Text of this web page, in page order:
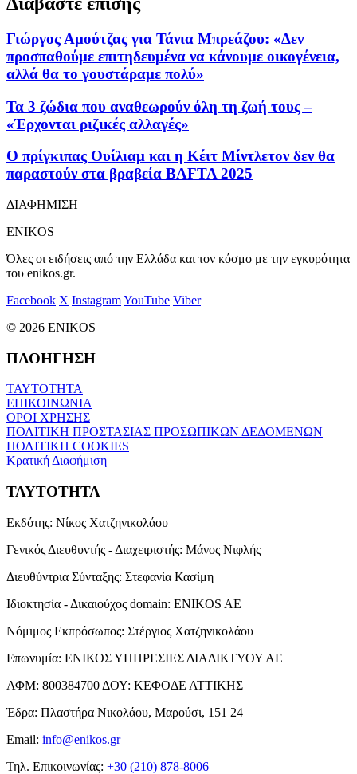
Γιώργος Αμούτζας για Τάνια Μπρεάζου: «Δεν
προσπαθούμε επιτηδευμένα να κάνουμε οικογένεια,
αλλά θα το γουστάραμε πολύ»
Τα 3 ζώδια που αναθεωρούν όλη τη ζωή τους –
«Έρχονται ριζικές αλλαγές»
Ο πρίγκιπας Ουίλιαμ και η Κέιτ Μίντλετον δεν θα
παραστούν στα βραβεία BAFTA 2025
ΔΙΑΦΗΜΙΣΗ
ENIKOS
Όλες οι ειδήσεις από την Ελλάδα και τον κόσμο με την εγκυρότητα
του enikos.gr.
Facebook X InstagramYouTube Viber
© 2026 ENIKOS
ΠΛΟΗΓΗΣΗ
ΤΑΥΤΟΤΗΤΑ
ΕΠΙΚΟΙΝΩΝΙΑ
ΟΡΟΙ ΧΡΗΣΗΣ
ΠΟΛΙΤΙΚΗ ΠΡΟΣΤΑΣΙΑΣ ΠΡΟΣΩΠΙΚΩΝ ΔΕΔΟΜΕΝΩΝ
ΠΟΛΙΤΙΚΗ COOKIES
Κρατική Διαφήμιση
ΤΑΥΤΟΤΗΤΑ
Εκδότης: Νίκος Χατζηνικολάου
Γενικός Διευθυντής - Διαχειριστής: Μάνος Νιφλής
Διευθύντρια Σύνταξης: Στεφανία Κασίμη
Ιδιοκτησία - Δικαιούχος domain: ENIKOS AE
Νόμιμος Εκπρόσωπος: Στέργιος Χατζηνικολάου
Επωνυμία: ΕΝΙΚΟΣ ΥΠΗΡΕΣΙΕΣ ΔΙΑΔΙΚΤΥΟΥ ΑΕ
ΑΦΜ: 800384700 ΔΟΥ: ΚΕΦΟΔΕ ΑΤΤΙΚΗΣ
Έδρα: Πλαστήρα Νικολάου, Μαρούσι, 151 24
Email: info@enikos.gr
Τηλ. Επικοινωνίας: +30 (210) 878-8006